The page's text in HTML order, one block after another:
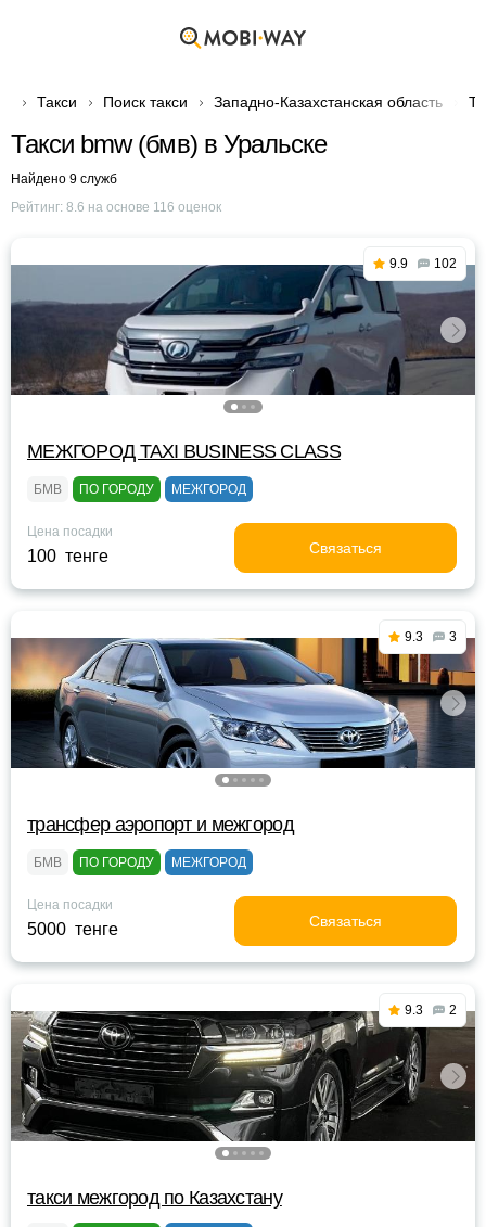
Такси Поиск такси Западно-Казахстанская область
Такси bmw (бмв) в Уральске
Найдено 9 служб
Рейтинг: 8.6 на основе 116 оценок
9.9 102
МЕЖГОРОД TAXI BUSINESS CLASS
БМВ ПО ГОРОДУ МЕЖГОРОД
Цена посадки
100 тенге Связаться
9.3 3
трансфер аэропорт и межгород
БМВ ПО ГОРОДУ МЕЖГОРОД
Цена посадки
5000 тенге Связаться
9.3 2
такси межгород по Казахстану